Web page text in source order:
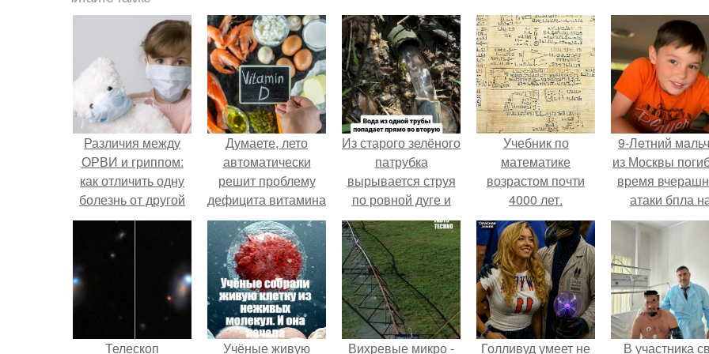
Различия между
ОРВИ и гриппом:
как отличить одну
болезнь от другой
Думаете, лето
автоматически
решит проблему
дефицита витамина
D?
Из старого зелёного
патрубка
вырывается струя
по ровной дуге и
точно попадает в
отверстие нижней
трубы.
Учебник по
математике
возрастом почти
4000 лет.
9-Лeтний
из Москвы
время
атаки бпла
пляже под
Телескоп Учёные живую Вихревые микро - Голливуд умеет не В участника